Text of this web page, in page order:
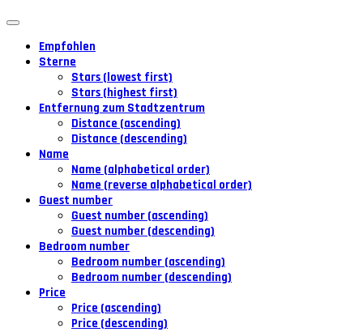
Empfohlen
Sterne
Stars (lowest first)
Stars (highest first)
Entfernung zum Stadtzentrum
Distance (ascending)
Distance (descending)
Name
Name (alphabetical order)
Name (reverse alphabetical order)
Guest number
Guest number (ascending)
Guest number (descending)
Bedroom number
Bedroom number (ascending)
Bedroom number (descending)
Price
Price (ascending)
Price (descending)